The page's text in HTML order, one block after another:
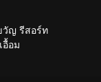
วัญ รีสอร์ท
อื้อม